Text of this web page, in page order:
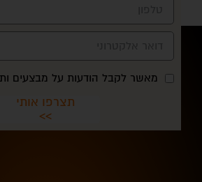
מאשר לקבל הודעות על מבצעים
תצרפו אותי
>>